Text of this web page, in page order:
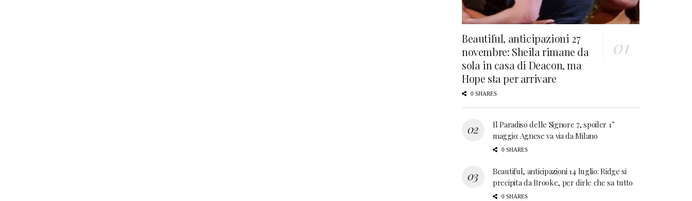
Beautiful, anticipazioni 27
novembre: Sheila rimane da
sola in casa di Deacon, ma
Hope sta per arrivare
0 SHARES
Il Paradiso delle Signore 7, spoiler 1°
maggio: Agnese va via da Milano
0 SHARES
Beautiful, anticipazioni 14 luglio: Ridge si
precipita da Brooke, per dirle che sa tutto
0 SHARES